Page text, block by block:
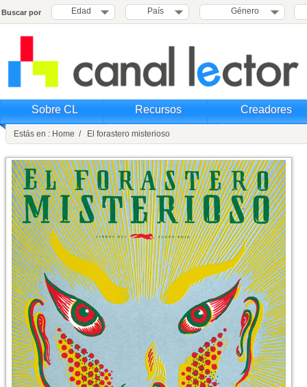
Buscar por Edad País Género
Sobre CL Recursos Creadores
Estás en : Home / El forastero misterioso